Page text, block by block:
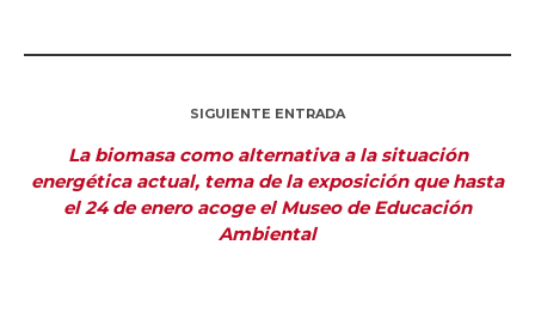
SIGUIENTE ENTRADA
La biomasa como alternativa a la situación
energética actual, tema de la exposición que hasta
el 24 de enero acoge el Museo de Educación
Ambiental